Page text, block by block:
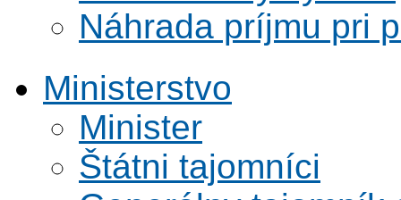
Náhrada príjmu pri
Ministerstvo
Minister
Štátni tajomníci